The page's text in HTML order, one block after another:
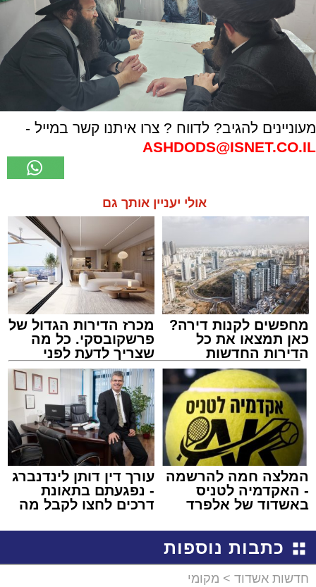
מעוניינים להגיב? לדווח ? צרו איתנו קשר במייל -
ASHDODS@ISNET.CO.IL
אולי יעניין אותך גם
מחפשים לקנות דירה?
כאן תמצאו את כל
הדירות החדשות
למכירה באשדוד >>>
מכרז הדירות הגדול של
פרשקובסקי. כל מה
שצריך לדעת לפני
שמגישים הצעה לדירה
באשדוד
המלצה חמה להרשמה
- האקדמיה לטניס
באשדוד של אלפרד
עורך דין דותן לינדנברג
- נפגעתם בתאונת
דרכים לחצו לקבל מה
כתבות נוספות
חדשות אשדוד > מקומי